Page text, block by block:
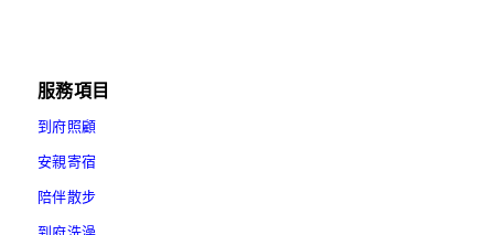
服務項目
到府照顧
安親寄宿
陪伴散步